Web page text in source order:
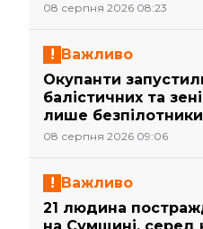
08 серпня 2026 08:23
Важливо
Окупанти
балістичних та
лише
08 серпня 2026 09:06
Важливо
21 людина